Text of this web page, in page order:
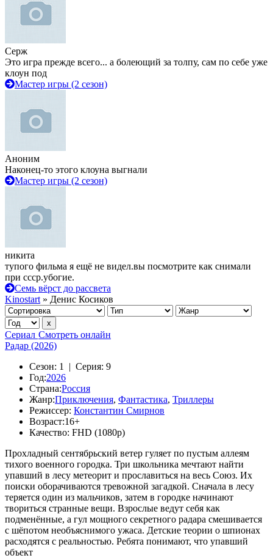
Серж
Это игра прежде всего... а болеющий за толпу, сам по себе уже
клоун под
Мастер игры (2 сезон)
Аноним
Наконец-то этого клоуна выгнали
Мастер игры (2 сезон)
никита
тупого фильма я ещё не видел.вы посмотрите как снимали
при ссср.убогие.
Семь вёрст до рассвета
Kinostart » Денис Косиков
Сериал Смотреть онлайн
Радар (2026)
Сезон: 1 | Серия: 9
Год:2026
Страна:Россия
Жанр:Приключения, Фантастика, Триллеры
Режиссер: Константин Смирнов
Возраст:16+
Качество: FHD (1080p)
Прохладный сентябрьский ветер гуляет по пустым аллеям
тихого военного городка. Три школьника мечтают найти
упавший в лесу метеорит и прославиться на весь Союз. Их
поиски оборачиваются тревожной загадкой. Сначала в лесу
теряется один из мальчиков, затем в городке начинают
твориться странные вещи. Взрослые ведут себя как
подменённые, а гул мощного секретного радара смешивается
с шёпотом необъяснимого ужаса. Детские теории о шпионах
расходятся с реальностью. Ребята понимают, что упавший
объект